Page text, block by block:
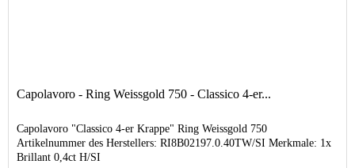
Capolavoro - Ring Weissgold 750 - Classico 4-er...
Capolavoro "Classico 4-er Krappe" Ring Weissgold 750
Artikelnummer des Herstellers: RI8B02197.0.40TW/SI Merkmale: 1x
Brillant 0,4ct H/SI